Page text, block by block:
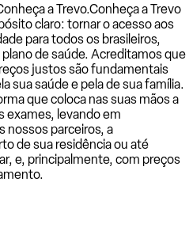
a Trevo.Conheça a Trevo
claro: tornar o acesso aos
para todos os brasileiros,
de saúde. Acreditamos que
justos são fundamentais
sua saúde e pela de sua família.
que coloca nas suas mãos a
exames, levando em
nossos parceiros, a
de sua residência ou até
e, principalmente, com preços